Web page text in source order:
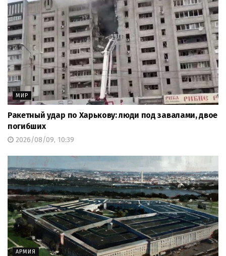
МИР
Ракетный удар по Харькову: люди под завалами, двое
погибших
2026/08/09, 10:39
АРМИЯ